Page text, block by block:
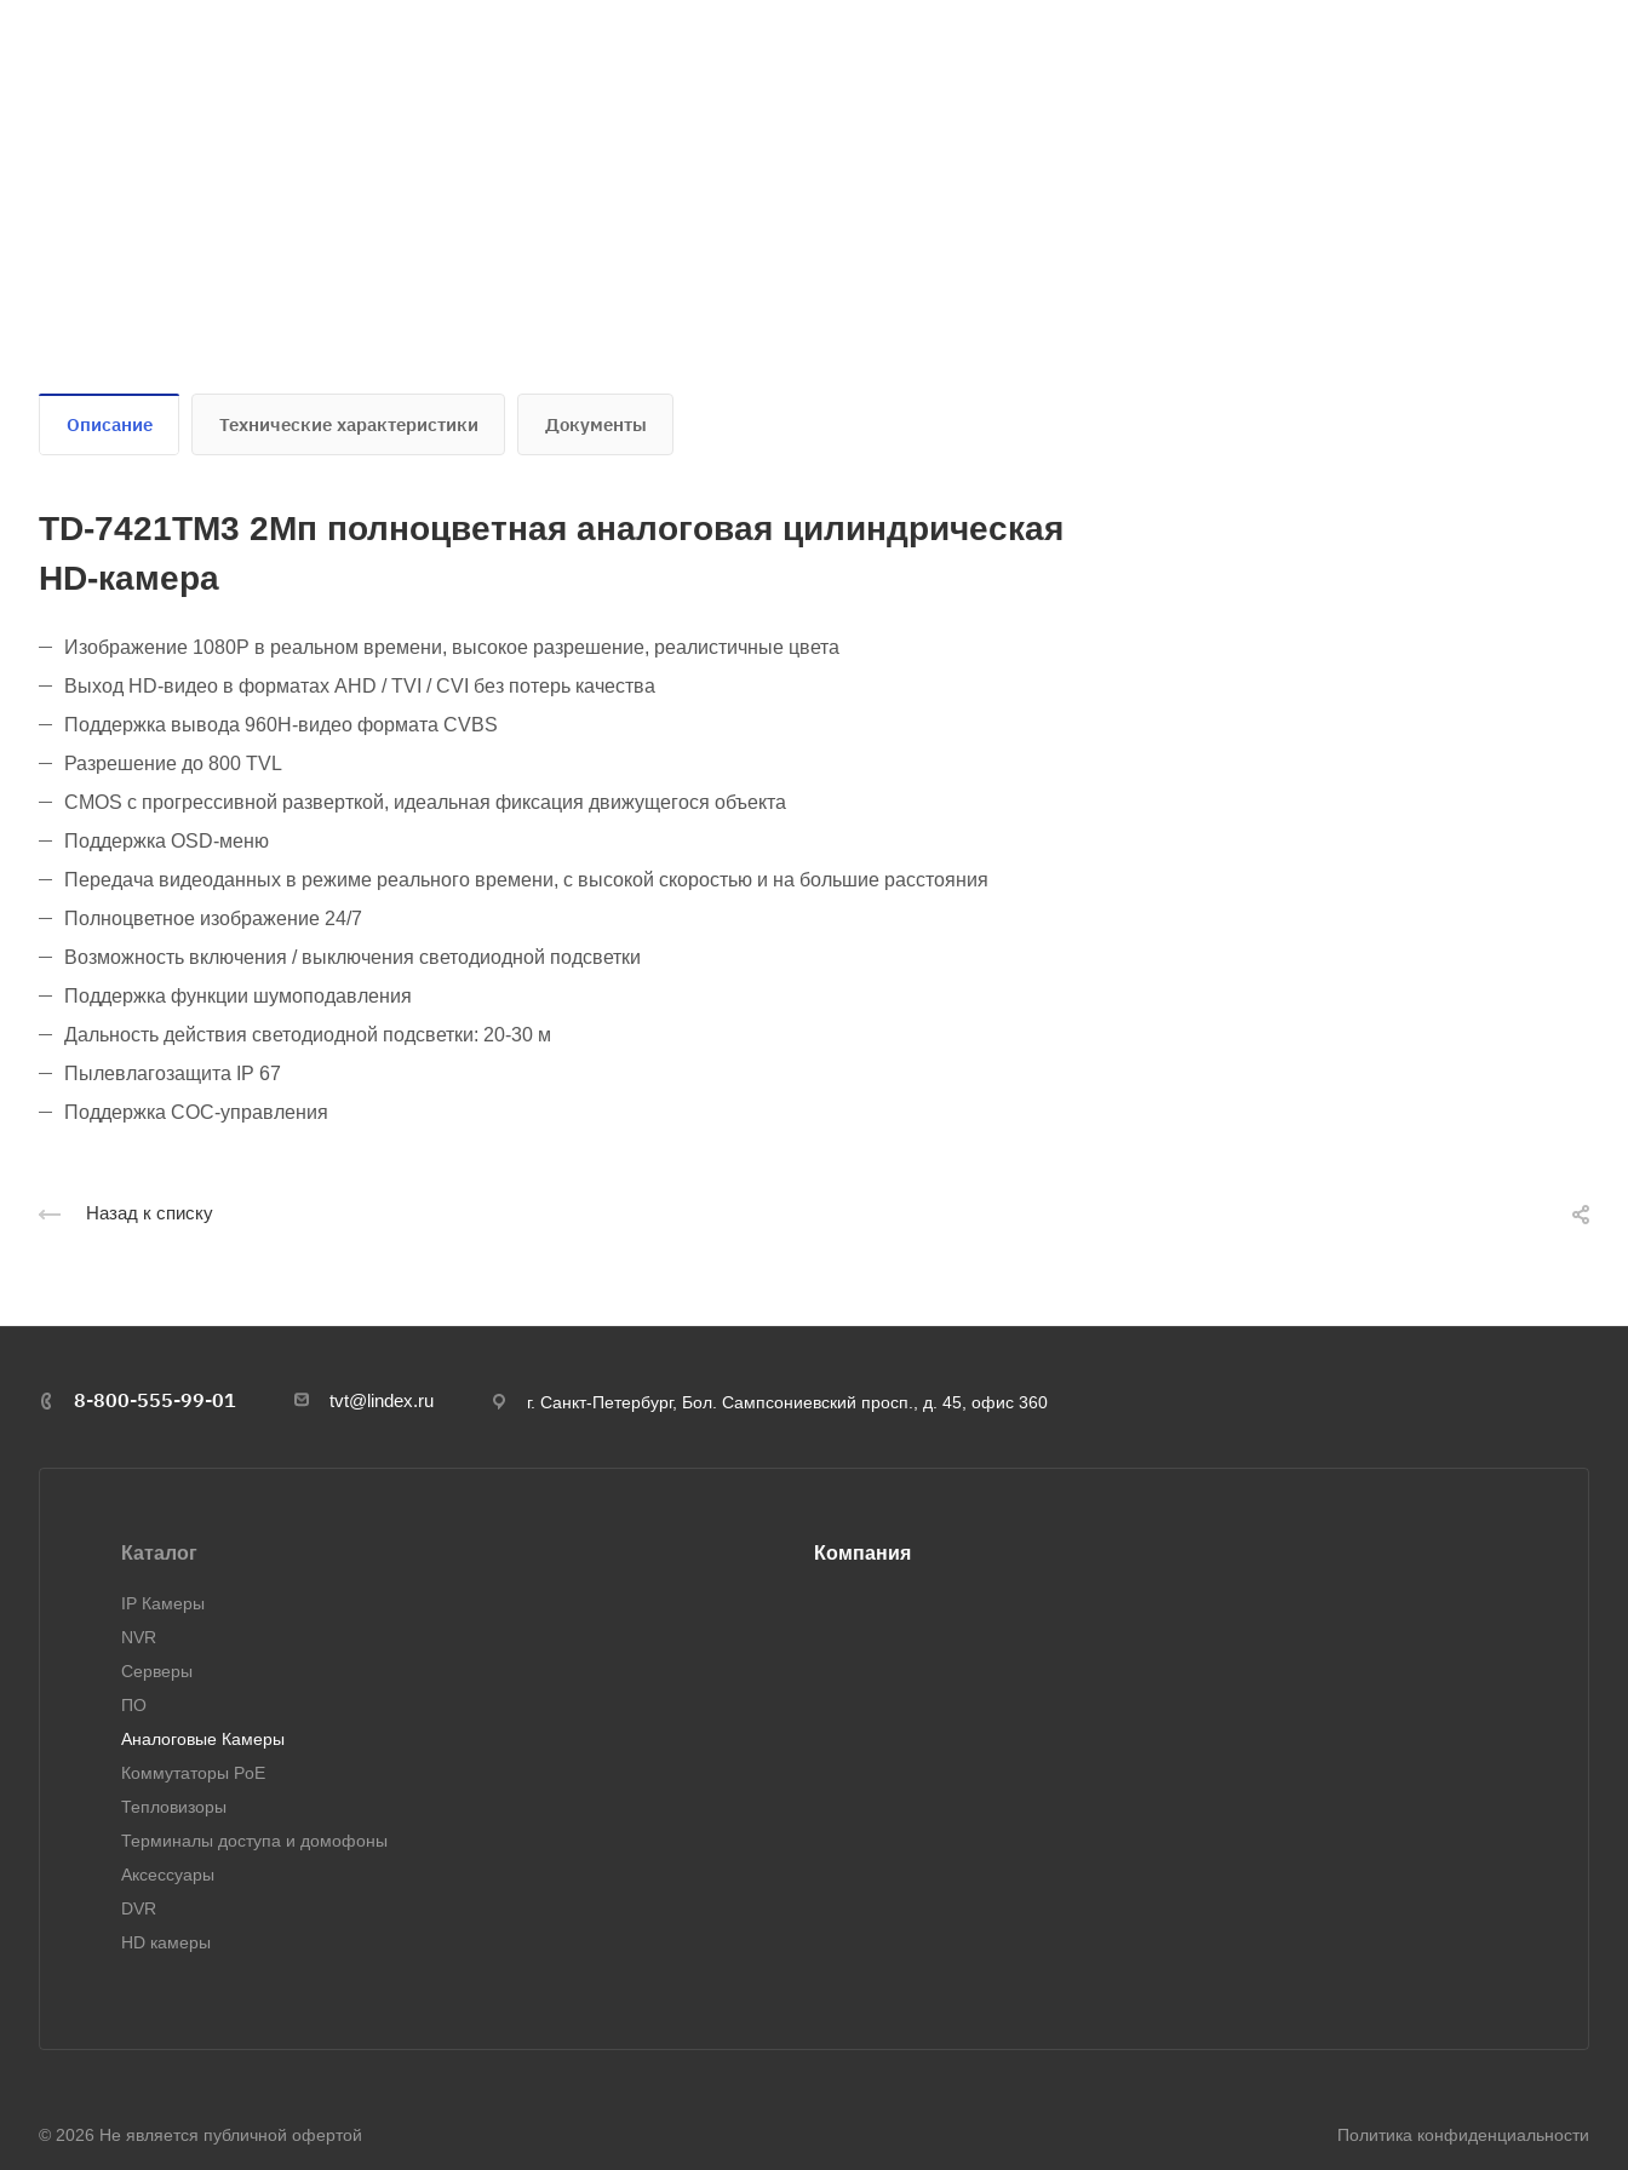
Описание Технические характеристики Документы
TD-7421TM3 2Мп полноцветная аналоговая цилиндрическая
HD-камера
Изображение 1080P в реальном времени, высокое разрешение, реалистичные цвета
Выход HD-видео в форматах AHD / TVI / CVI без потерь качества
Поддержка вывода 960H-видео формата CVBS
Разрешение до 800 TVL
CMOS с прогрессивной разверткой, идеальная фиксация движущегося объекта
Поддержка OSD-меню
Передача видеоданных в режиме реального времени, с высокой скоростью и на большие расстояния
Полноцветное изображение 24/7
Возможность включения / выключения светодиодной подсветки
Поддержка функции шумоподавления
Дальность действия светодиодной подсветки: 20-30 м
Пылевлагозащита IP 67
Поддержка COC-управления
Назад к списку
8-800-555-99-01 tvt@lindex.ru г. Санкт-Петербург, Бол. Сампсониевский просп., д. 45, офис 360
Каталог
IP Камеры
NVR
Серверы
ПО
Аналоговые Камеры
Коммутаторы PoE
Тепловизоры
Терминалы доступа и домофоны
Аксессуары
DVR
HD камеры
Компания
© 2026 Не является публичной офертой Политика конфиденциальности